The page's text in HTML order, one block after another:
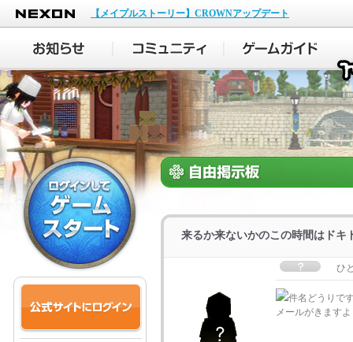
NEXON
【メイプルストーリー】CROWNアップデート
来るか来ないかのこの時間はドキ
ひ
件名どうりで
メールがきます